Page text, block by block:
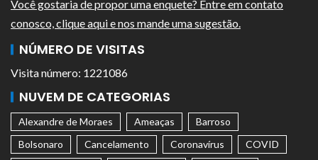
Você gostaria de propor uma enquete? Entre em contato
conosco, clique aqui e nos mande uma sugestão.
NÚMERO DE VISITAS
Visita número: 1221086
NUVEM DE CATEGORIAS
Alexandre de Moraes Ameaças
Barroso
Bolsonaro
Cancelamento Coronavírus
COVID